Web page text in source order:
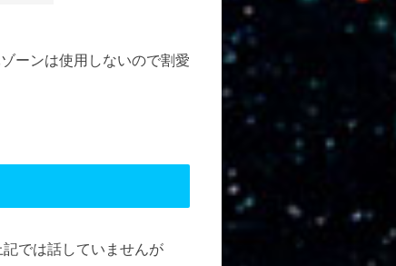
ーンは使用しないので割愛
記では話していませんが